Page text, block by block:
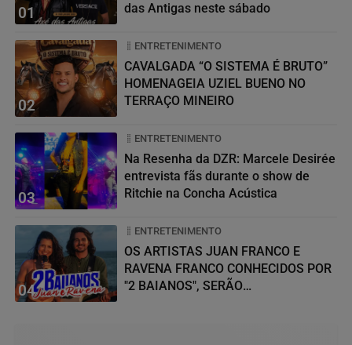
01
das Antigas neste sábado
02
ENTRETENIMENTO
CAVALGADA “O SISTEMA É BRUTO”
HOMENAGEIA UZIEL BUENO NO
TERRAÇO MINEIRO
03
ENTRETENIMENTO
Na Resenha da DZR: Marcele Desirée
entrevista fãs durante o show de
Ritchie na Concha Acústica
04
ENTRETENIMENTO
OS ARTISTAS JUAN FRANCO E
RAVENA FRANCO CONHECIDOS POR
"2 BAIANOS", SERÃO